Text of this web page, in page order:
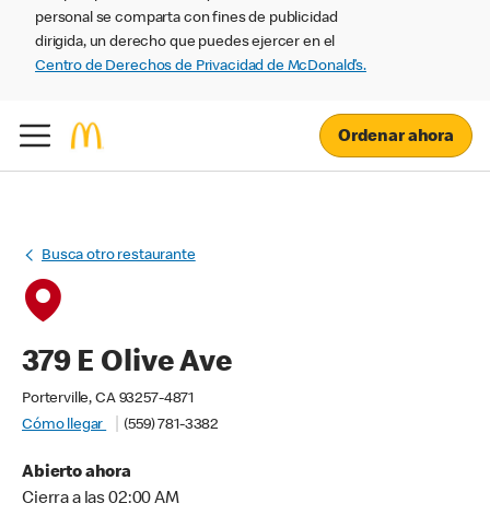
personal se comparta con fines de publicidad
dirigida, un derecho que puedes ejercer en el
Centro de Derechos de Privacidad de McDonald’s.
Ordenar ahora
Busca otro restaurante
379 E Olive Ave
Porterville, CA 93257-4871
Cómo llegar
(559) 781-3382
Abierto ahora
Cierra a las 02:00 AM